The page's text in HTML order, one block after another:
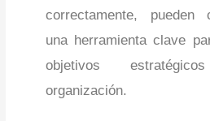
correctamente, pueden
una herramienta clave
objetivos
organización.